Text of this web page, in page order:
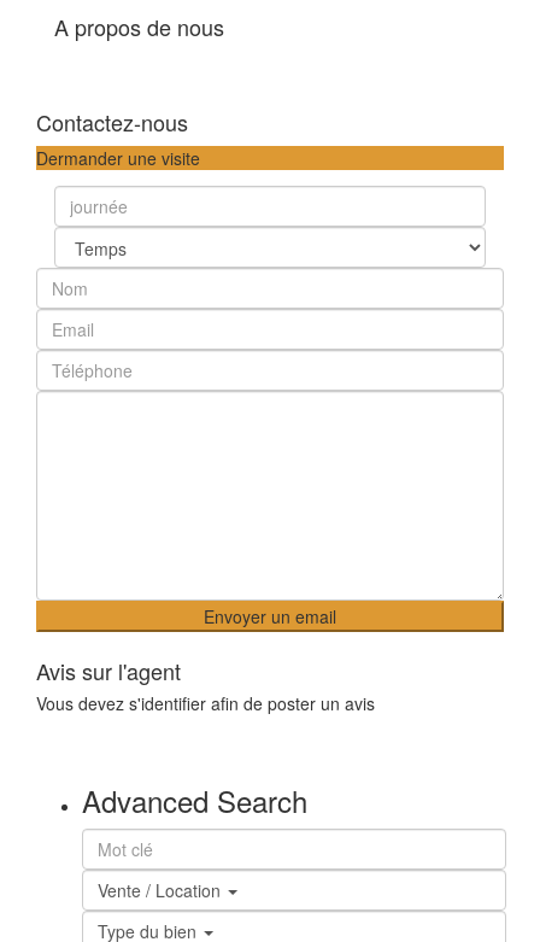
A propos de nous
Contactez-nous
Dermander une visite
Avis sur l'agent
Vous devez s'identifier afin de poster un avis
Advanced Search
Vente / Location
Type du bien